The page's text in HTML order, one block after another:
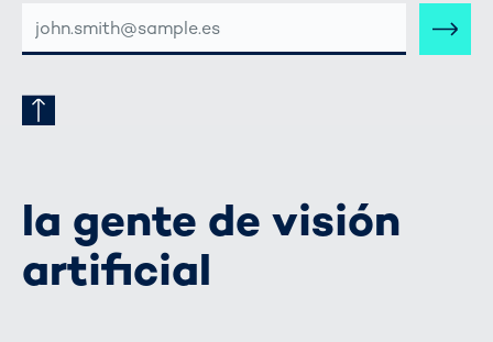
CORREO
la gente de visión
artificial